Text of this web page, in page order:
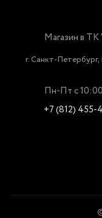
Магазин в
г. Санкт-
Пн-Пт с
+7 (812)